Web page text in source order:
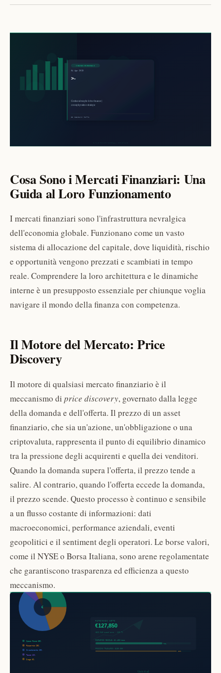
Cosa Sono i Mercati Finanziari: Una
Guida al Loro Funzionamento
I mercati finanziari sono l'infrastruttura nevralgica
dell'economia globale. Funzionano come un vasto
sistema di allocazione del capitale, dove liquidità, rischio
e opportunità vengono prezzati e scambiati in tempo
reale. Comprendere la loro architettura e le dinamiche
interne è un presupposto essenziale per chiunque voglia
navigare il mondo della finanza con competenza.
Il Motore del Mercato: Price
Discovery
Il motore di qualsiasi mercato finanziario è il
meccanismo di price discovery, governato dalla legge
della domanda e dell'offerta. Il prezzo di un asset
finanziario, che sia un'azione, un'obbligazione o una
criptovaluta, rappresenta il punto di equilibrio dinamico
tra la pressione degli acquirenti e quella dei venditori.
Quando la domanda supera l'offerta, il prezzo tende a
salire. Al contrario, quando l'offerta eccede la domanda,
il prezzo scende. Questo processo è continuo e sensibile
a un flusso costante di informazioni: dati
macroeconomici, performance aziendali, eventi
geopolitici e il sentiment degli operatori. Le borse valori,
come il NYSE o Borsa Italiana, sono arene regolamentate
che garantiscono trasparenza ed efficienza a questo
meccanismo.